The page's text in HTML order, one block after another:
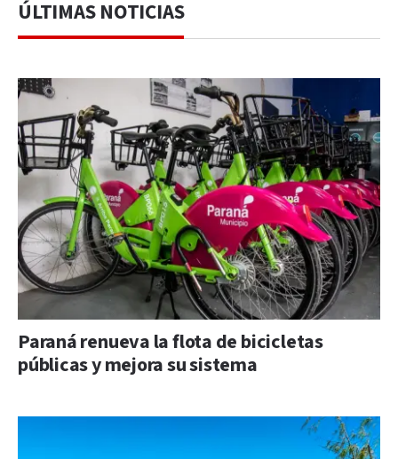
ÚLTIMAS NOTICIAS
Paraná renueva la flota de bicicletas
públicas y mejora su sistema